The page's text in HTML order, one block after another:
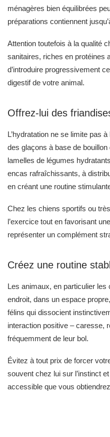
ménagères bien équilibrées
préparations contiennent
Attention toutefois à la qualité
sanitaires, riches en protéines
d’introduire progressivement
digestif de votre animal.
Offrez-lui des
L’hydratation ne se limite pas
des glaçons à base de
lamelles de légumes
encas rafraîchissants, à
en créant une routine
Chez les chiens sportifs ou
l’exercice tout en favorisant
représenter un complément
Créez une routine
Les animaux, en particulier les
endroit, dans un espace
félins qui dissocient
interaction positive – caresse,
fréquemment de leur bol.
Évitez à tout prix de forcer
souvent chez lui sur l’instinct
accessible que vous